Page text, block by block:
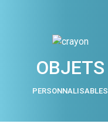
OBJETS
PERSONNALISABLES